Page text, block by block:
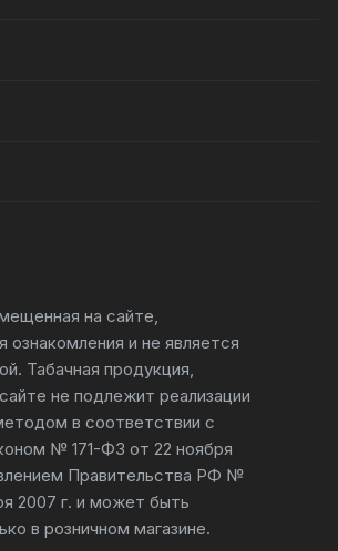
на сайте,
ознакомления и не является
Табачная продукция,
не подлежит реализации
в соответствии с
№ 171-ФЗ от 22 ноября
Правительства РФ №
2007 г. и может быть
в розничном магазине.